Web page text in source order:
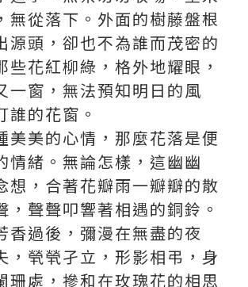
無從落下。外面的樹藤盤根
源頭，卻也不為誰而茂密的
些花紅柳綠，格外地耀眼，
一窗，無法預知明日的風
誰的花窗。
美美的心情，那麼花落是便
情緒。無論怎樣，這幽幽
想，合著花瓣雨一瓣瓣的散
，聲聲叩響著相遇的銅鈴。
香過後，彌漫在無盡的夜
，煢煢孑立，形影相弔，身
珊處，摻和在玫瑰花的相思